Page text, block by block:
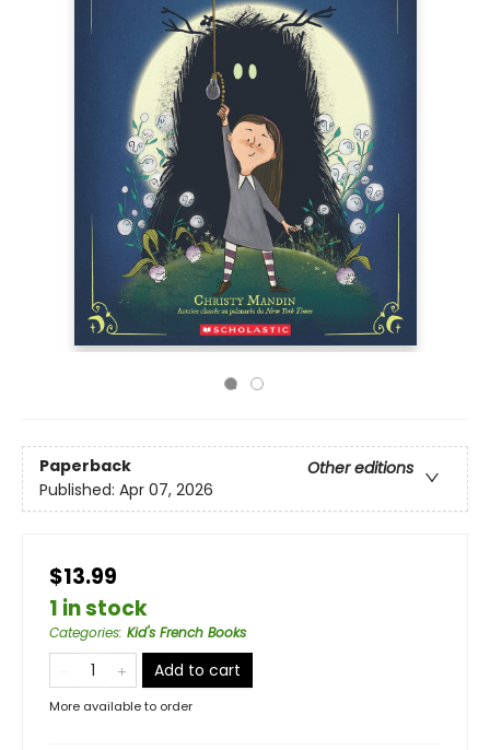
Paperback
Other editions
Published: Apr 07, 2026
$13.99
1 in stock
Categories: Kid's French Books
Add to cart
More available to order